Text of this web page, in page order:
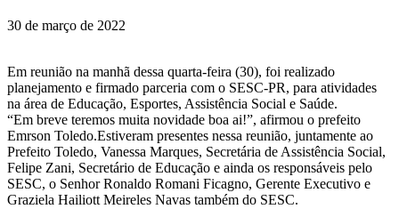
30 de março de 2022
Em reunião na manhã dessa quarta-feira (30), foi realizado
planejamento e firmado parceria com o SESC-PR, para atividades
na área de Educação, Esportes, Assistência Social e Saúde.
“Em breve teremos muita novidade boa ai!”, afirmou o prefeito
Emrson Toledo.Estiveram presentes nessa reunião, juntamente ao
Prefeito Toledo, Vanessa Marques, Secretária de Assistência Social,
Felipe Zani, Secretário de Educação e ainda os responsáveis pelo
SESC, o Senhor Ronaldo Romani Ficagno, Gerente Executivo e
Graziela Hailiott Meireles Navas também do SESC.